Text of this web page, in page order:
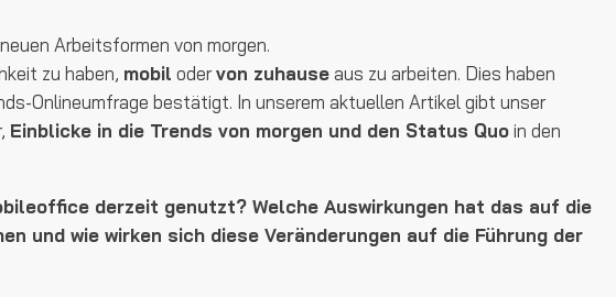
Arbeitsformen von morgen.
zu haben, mobil odervon zuhauseaus zu arbeiten. Dies haben
Onlineumfrage bestätigt. In unserem aktuellen Artikel gibt unser
Einblicke in die Trends von morgen und den Status Quoin den
derzeit genutzt? Welche Auswirkungen hat das auf die
und wie wirken sich diese Veränderungen auf die Führung der